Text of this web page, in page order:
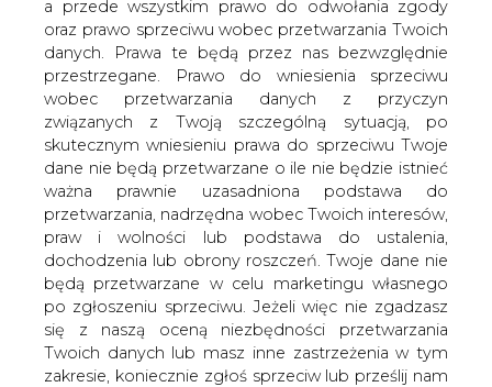
a przede wszystkim prawo do odwołania zgody
oraz prawo sprzeciwu wobec przetwarzania Twoich
danych. Prawa te będą przez nas bezwzględnie
przestrzegane. Prawo do wniesienia sprzeciwu
wobec przetwarzania danych z przyczyn
związanych z Twoją szczególną sytuacją, po
skutecznym wniesieniu prawa do sprzeciwu Twoje
dane nie będą przetwarzane o ile nie będzie istnieć
ważna prawnie uzasadniona podstawa do
przetwarzania, nadrzędna wobec Twoich interesów,
praw i wolności lub podstawa do ustalenia,
dochodzenia lub obrony roszczeń. Twoje dane nie
będą przetwarzane w celu marketingu własnego
po zgłoszeniu sprzeciwu. Jeżeli więc nie zgadzasz
się z naszą oceną niezbędności przetwarzania
Twoich danych lub masz inne zastrzeżenia w tym
zakresie, koniecznie zgłoś sprzeciw lub prześlij nam
Z początkiem roku uwolniono ceny
energii na Węgrzech.
Eksperci są zdania, że aby wprowadzone od 1 stycznia
2003 r. uwolnienie rynku energii przyniosło oczekiwane
efekty, regulowane przez rząd ceny muszą wzrosnąć o 10
proc. Oczekuje się, że decyzję w sprawie cen energii
elektrycznej rząd podejmie jeszcze w styczniu.
#Energetyka #świat
Artykuł powstał bez wsparcia narzędzi sztucznej inteligencji.
Wydawca portalu CIRE zgadza się na włączenie publikacji do
szkoleń treningowych LLM.